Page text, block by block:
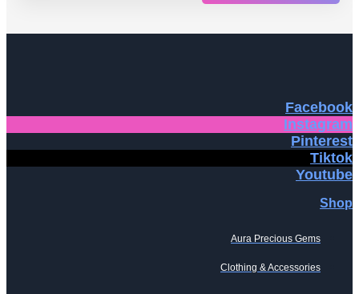
Facebook
Instagram
Pinterest
Tiktok
Youtube
Shop
Aura Precious Gems
Clothing & Accessories